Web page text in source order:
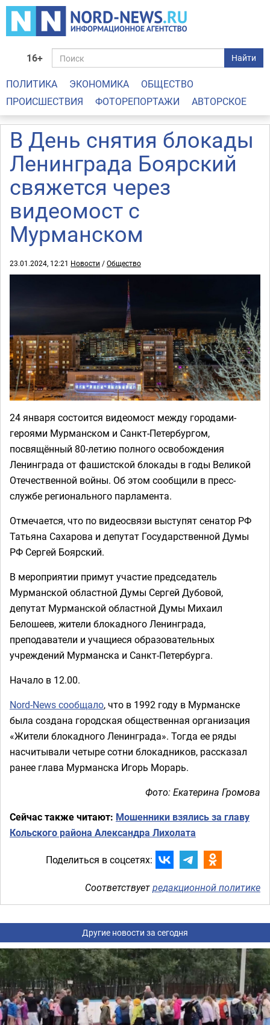
16+ Найти
ПОЛИТИКА ЭКОНОМИКА
ОБЩЕСТВО
ПРОИСШЕСТВИЯ
ФОТОРЕПОРТАЖИ АВТОРСКОЕ
В День снятия блокады
Ленинграда Боярский
свяжется через
видеомост с
Мурманском
23.01.2024, 12:21 Новости /Общество
24 января состоится видеомост между городами-
героями Мурманском и Санкт-Петербургом,
посвящённый 80-летию полного освобождения
Ленинграда от фашистской блокады в годы Великой
Отечественной войны. Об этом сообщили в пресс-
службе регионального парламента.
Отмечается, что по видеосвязи выступят сенатор РФ
Татьяна Сахарова и депутат Государственной Думы
РФ Сергей Боярский.
В мероприятии примут участие председатель
Мурманской областной Думы Сергей Дубовой,
депутат Мурманской областной Думы Михаил
Белошеев, жители блокадного Ленинграда,
преподаватели и учащиеся образовательных
учреждений Мурманска и Санкт-Петербурга.
Начало в 12.00.
Nord-News сообщало, что в 1992 году в Мурманске
была создана городская общественная организация
«Жители блокадного Ленинграда». Тогда ее ряды
насчитывали четыре сотни блокадников, рассказал
ранее глава Мурманска Игорь Морарь.
Фото: Екатерина Громова
Сейчас также читают: Мошенники взялись за главу
Кольского района Александра Лихолата
Поделиться в соцсетях:
Соответствуетредакционной политике
Другие новости за сегодня